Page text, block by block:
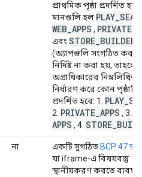
প্রাথমিক পৃষ্ঠা প্রদর্শিত হয়।
মানগুলি হল PLAY
WEB APPS , PRIVATE
এবংSTORE BUILDER
(অ্যাপগুলি সংগঠিত
নির্দিষ্ট না করা হয়, তাহলে
অগ্রাধিকারের নিম্নলিখিত
নির্ধারণ করে কোন পৃষ্ঠাটি
প্রদর্শিত হবে: 1. PLAY
2. PRIVATE APPS , 3.
APPS , 4. STORE
না একটি সুগঠিত BCP 47
যা iframe-এ বিষয়বস্তু
স্থানীয়করণ করতে